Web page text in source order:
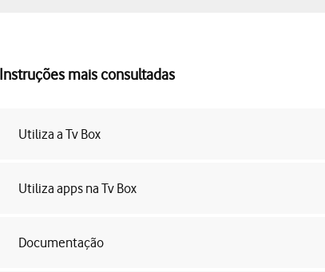
Instruções mais consultadas
Utiliza a Tv Box
Utiliza apps na Tv Box
Documentação